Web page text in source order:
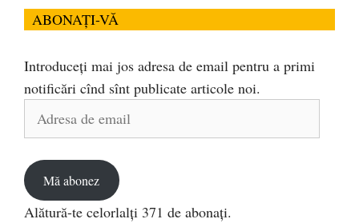
ABONAȚI-VĂ
Introduceți mai jos adresa de email pentru a primi
notificări cînd sînt publicate articole noi.
Adresa
Mă abonez
Alătură-te celorlalți 371 de abonați.